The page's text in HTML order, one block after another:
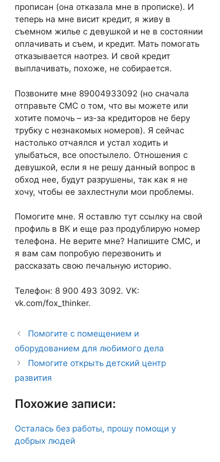
прописан (она отказала мне в прописке). И
теперь на мне висит кредит, я живу в
съемном жилье с девушкой и не в состоянии
оплачивать и съем, и кредит. Мать помогать
отказывается наотрез. И свой кредит
выплачивать, похоже, не собирается.
Позвоните мне 89004933092 (но сначала
отправьте СМС о том, что вы можете или
хотите помочь – из-за кредиторов не беру
трубку с незнакомых номеров). Я сейчас
настолько отчаялся и устал ходить и
улыбаться, все опостылело. Отношения с
девушкой, если я не решу данный вопрос в
обход нее, будут разрушены, так как я не
хочу, чтобы ее захлестнули мои проблемы.
Помогите мне. Я оставлю тут ссылку на свой
профиль в ВК и еще раз продублирую номер
телефона. Не верите мне? Напишите СМС, и
я вам сам попробую перезвонить и
рассказать свою печальную историю.
Телефон: 8 900 493 3092. VK:
vk.com/fox_thinker.
Помогите с помещением и
оборудованием для любимого дела
Помогите открыть детский центр
развития
Похожие записи:
Осталась без работы, прошу помощи у
добрых людей